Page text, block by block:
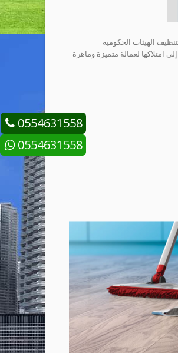
الهيئات الحكومية
لعمالة متميزة وماهرة
0554631558
0554631558